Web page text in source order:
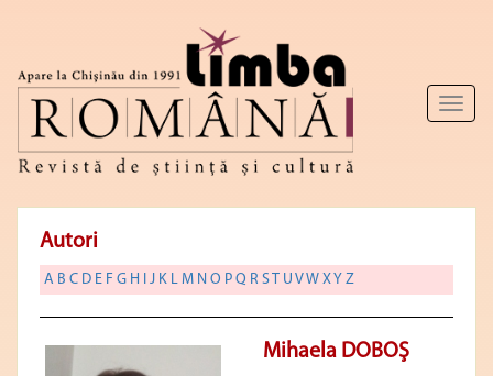
Toggle
Autori
A B C D E F G H I J K L M N O P Q R S T U VW X Y Z
Mihaela DOBOŞ